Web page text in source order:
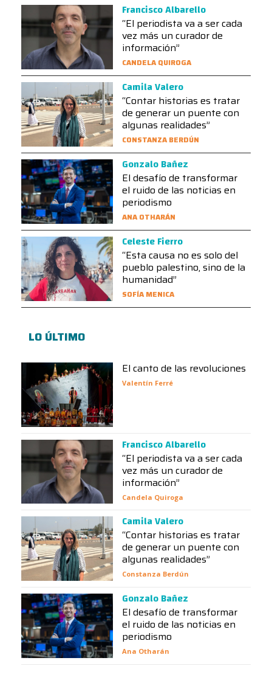
Francisco Albarello
“El periodista va a ser cada
vez más un curador de
información”
CANDELA QUIROGA
Camila Valero
“Contar historias es tratar
de generar un puente con
algunas realidades”
CONSTANZA BERDÚN
Gonzalo Bañez
El desafío de transformar
el ruido de las noticias en
periodismo
ANA OTHARÁN
Celeste Fierro
“Esta causa no es solo del
pueblo palestino, sino de la
humanidad”
SOFÍA MENICA
LO ÚLTIMO
El canto de las revoluciones
Valentín Ferré
Francisco Albarello
“El periodista va a ser cada
vez más un curador de
información”
Candela Quiroga
Camila Valero
“Contar historias es tratar
de generar un puente con
algunas realidades”
Constanza Berdún
Gonzalo Bañez
El desafío de transformar
el ruido de las noticias en
periodismo
Ana Otharán